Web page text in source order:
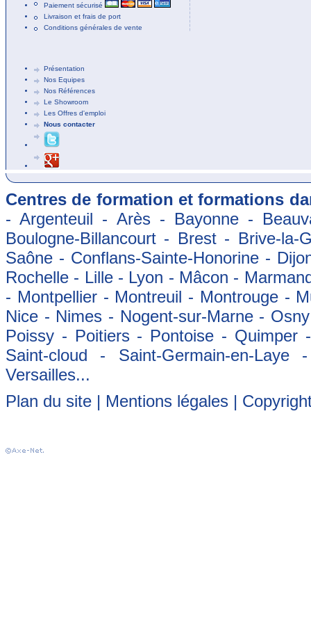
Paiement sécurisé
Livraison et frais de port
Conditions générales de vente
Présentation
Nos Equipes
Nos Références
Le Showroom
Les Offres d'emploi
Nous contacter
Centres de formation et formations
- Argenteuil - Arès - Bayonne -
Boulogne-Billancourt - Brest - Brive-
Saône - Conflans-Sainte-Honorine -
Rochelle - Lille - Lyon - Mâcon -
- Montpellier - Montreuil - Montrouge -
Nice - Nimes - Nogent-sur-Marne -
Poissy - Poitiers - Pontoise -
Saint-cloud - Saint-Germain-en-
Versailles...
Plan du site | Mentions légales |